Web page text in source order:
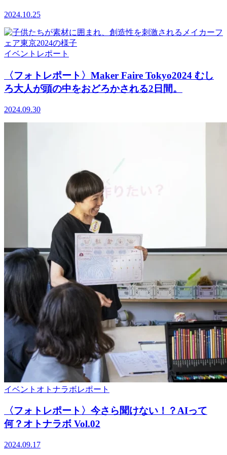
2024.10.25
イベント レポート
〈フォトレポート〉Maker Faire Tokyo2024 むし
ろ大人が頭の中をおどろかされる2日間。
2024.09.30
イベント オトナラボレポート
〈フォトレポート〉今さら聞けない！？AIって
何？オトナラボ Vol.02
2024.09.17